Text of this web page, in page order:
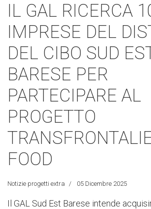
IL GAL RICERCA
IMPRESE DEL
DEL CIBO SUD
BARESE PER
PARTECIPARE AL
PROGETTO
FOOD
Notizie progetti extra 05 Dicembre 2025
Il GAL Sud Est Barese intende